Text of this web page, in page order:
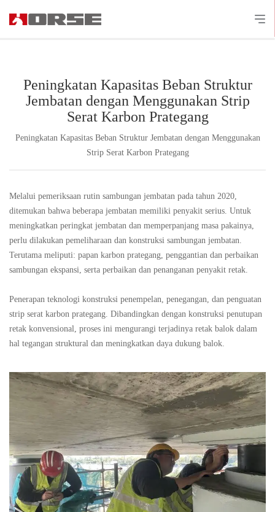
Peningkatan Kapasitas Beban Struktur
Jembatan dengan Menggunakan Strip
Serat Karbon Prategang
Peningkatan Kapasitas Beban Struktur Jembatan dengan Menggunakan
Strip Serat Karbon Prategang
Melalui pemeriksaan rutin sambungan jembatan pada tahun 2020,
ditemukan bahwa beberapa jembatan memiliki penyakit serius. Untuk
meningkatkan peringkat jembatan dan memperpanjang masa pakainya,
perlu dilakukan pemeliharaan dan konstruksi sambungan jembatan.
Terutama meliputi: papan karbon prategang, penggantian dan perbaikan
sambungan ekspansi, serta perbaikan dan penanganan penyakit retak.
Penerapan teknologi konstruksi penempelan, penegangan, dan penguatan
strip serat karbon prategang. Dibandingkan dengan konstruksi penutupan
retak konvensional, proses ini mengurangi terjadinya retak balok dalam
hal tegangan struktural dan meningkatkan daya dukung balok.